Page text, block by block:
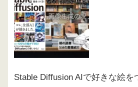
Stable Diffusion AIで好きな絵を